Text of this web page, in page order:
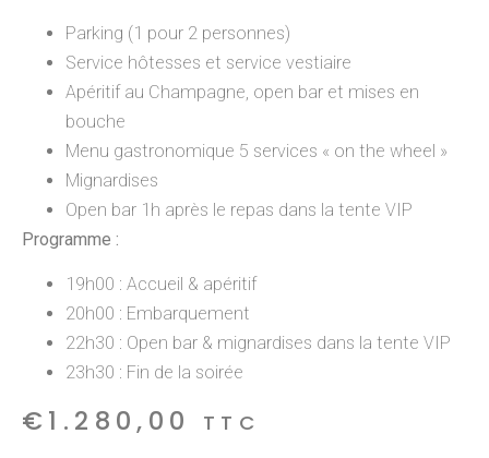
Parking (1 pour 2 personnes)
Service hôtesses et service vestiaire
Apéritif au Champagne, open bar et mises en
bouche
Menu gastronomique 5 services « on the wheel »
Mignardises
Open bar 1h après le repas dans la tente VIP
Programme :
19h00 : Accueil & apéritif
20h00 : Embarquement
22h30 : Open bar & mignardises dans la tente VIP
23h30 : Fin de la soirée
€ 1.280,00 TTC